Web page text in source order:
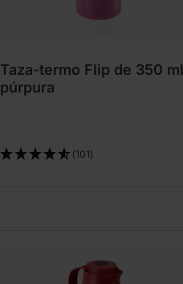
Taza-termo Flip de 350 ml
púrpura
(101)